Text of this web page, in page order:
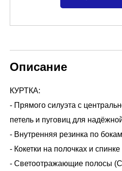
Описание
КУРТКА:
- Прямого силуэта с
петель и пуговиц для
- Внутренняя резинка по
- Кокетки на полочках и
- Светоотражающие полосы